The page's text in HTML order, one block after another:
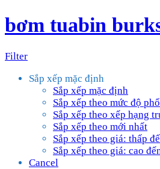
bơm tuabin
Filter
Sắp xếp mặc định
Sắp xếp mặc định
Sắp xếp theo mức độ
Sắp xếp theo xếp hạng
Sắp xếp theo mới nhất
Sắp xếp theo giá: thấp
Sắp xếp theo giá: cao
Cancel